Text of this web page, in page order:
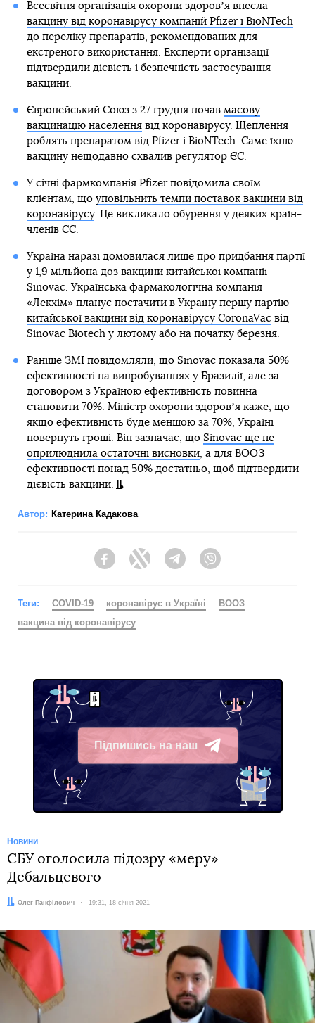
Всесвітня організація охорони здоровʼя внесла
вакцину від коронавірусу компаній Pfizer і BioNTech
до переліку препаратів, рекомендованих для
екстреного використання. Експерти організації
підтвердили дієвість і безпечність застосування
вакцини.
Європейський Союз з 27 грудня почав масову
вакцинацію населеннявід коронавірусу. Щеплення
роблять препаратом від Pfizer і BioNTech. Саме їхню
вакцину нещодавно схвалив регулятор ЄС.
У січні фармкомпанія Pfizer повідомила своїм
клієнтам, що уповільнить темпи поставок вакцини від
коронавірусу. Це викликало обурення у деяких країн-
членів ЄС.
Україна наразі домовилася лише про придбання партії
у 1,9 мільйона доз вакцини китайської компанії
Sinovac. Українська фармакологічна компанія
«Лекхім» планує постачити в Україну першу партію
китайської вакцини від коронавірусу CoronaVacвід
Sinovac Biotech у лютому або на початку березня.
Раніше ЗМІ повідомляли, що Sinovac показала 50%
ефективності на випробуваннях у Бразилії, але за
договором з Україною ефективність повинна
становити 70%. Міністр охорони здоровʼя каже, що
якщо ефективність буде меншою за 70%, Україні
повернуть гроші. Він зазначає, що Sinovac ще не
оприлюднила остаточні висновки, а для ВООЗ
ефективності понад 50% достатньо, щоб підтвердити
дієвість вакцини.
Автор: Катерина Кадакова
FacebookTwitter Telegram
Теги: COVID-19 коронавірус в Україні
ВООЗ
вакцина від коронавірусу
Підпишись на наш
Telegram
Новини
СБУ оголосила підозру «меру»
Дебальцевого
Автор:
Олег Панфілович Дата:
19:31, 18 січня 2021